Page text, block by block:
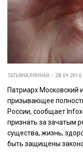
ТАТЬЯНА ЛЯННАЯ 28.09.2016
Патриарх Московский
призывающее
России, сообщает
признать за зачатым
существа, жизнь,
быть защищены